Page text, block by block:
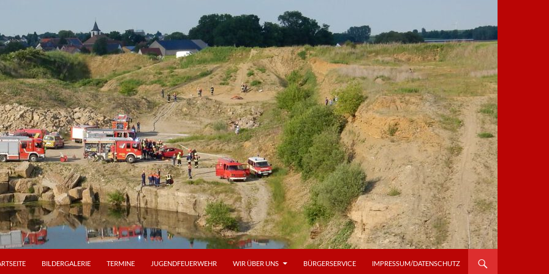
BILDERGALERIE TERMINE JUGENDFEUERWEHR WIR ÜBER UNS BÜRGERSERVICE IMPRESSUM/DATENSCHUTZ